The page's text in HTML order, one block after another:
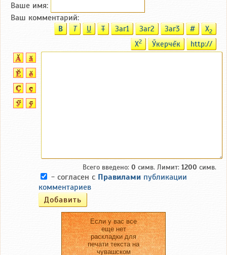
Ваше имя:
Ваш комментарий:
B T U T Заг1 Заг2 Заг3 # X2
X2 Ӳкерчĕк http://
Всего введено: 0 симв. Лимит: 1200 симв.
- согласен с Правилами публикации
комментариев
Если у вас все
еще нет
раскладки для
печати текста на
чувашском